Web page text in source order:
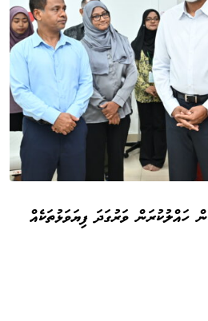
ހައްލުކުރަން ވަރުގަދަ ފިޔަވަޅުތަކެއް